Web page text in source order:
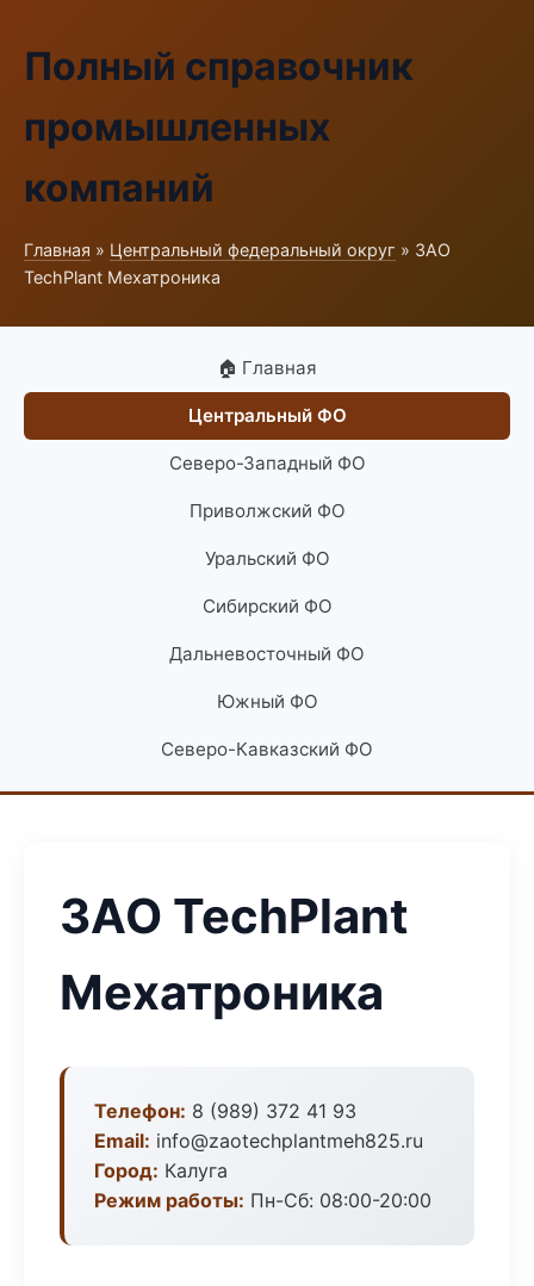
Полный справочник
промышленных
компаний
Главная » Центральный федеральный округ » ЗАО
TechPlant Мехатроника
🏠 Главная
Центральный ФО
Северо-Западный ФО
Приволжский ФО
Уральский ФО
Сибирский ФО
Дальневосточный ФО
Южный ФО
Северо-Кавказский ФО
ЗАО TechPlant
Мехатроника
Телефон: 8 (989) 372 41 93
Email: info@zaotechplantmeh825.ru
Город: Калуга
Режим работы: Пн-Сб: 08:00-20:00